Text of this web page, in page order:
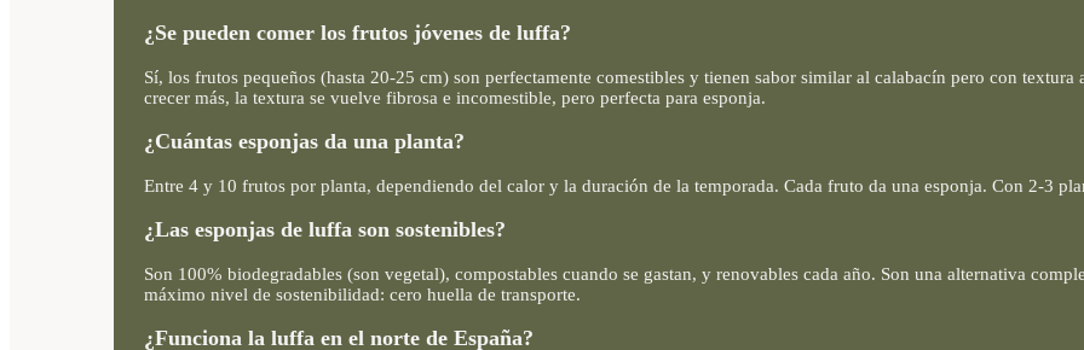
¿Se pueden comer los frutos jóvenes de luffa?
Sí, los frutos pequeños (hasta 20-25 cm) son perfectamente comestibles y tienen sabor similar al calabacín pero con
crecer más, la textura se vuelve fibrosa e incomestible, pero perfecta para esponja.
¿Cuántas esponjas da una planta?
Entre 4 y 10 frutos por planta, dependiendo del calor y la duración de la temporada. Cada fruto da una esponja. Con 2-3
¿Las esponjas de luffa son sostenibles?
Son 100% biodegradables (son vegetal), compostables cuando se gastan, y renovables cada año. Son una alternativa
máximo nivel de sostenibilidad: cero huella de transporte.
¿Funciona la luffa en el norte de España?